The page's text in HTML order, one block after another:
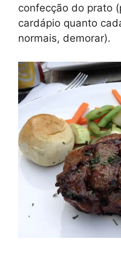
confecção do prato
cardápio quanto
normais, demorar).